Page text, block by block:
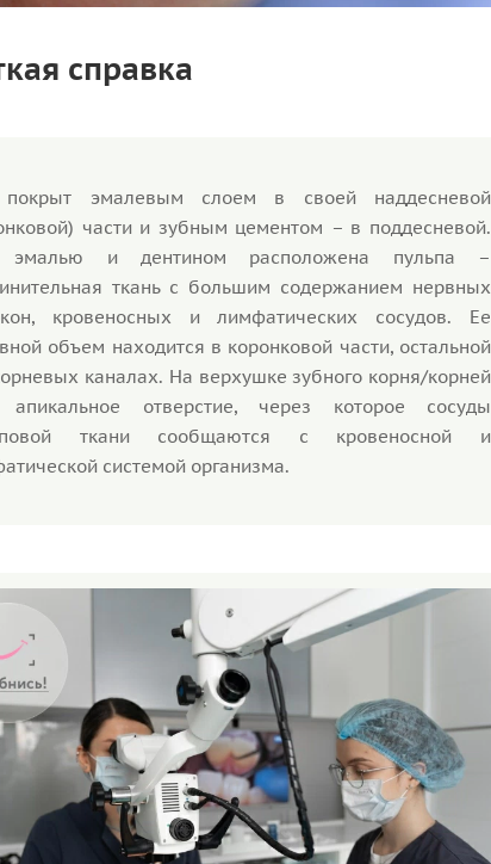
справка
эмалевым слоем в своей наддесневой
части и зубным цементом – в поддесневой.
эмалью и дентином расположена пульпа –
ткань с большим содержанием нервных
кровеносных и лимфатических сосудов. Ее
объем находится в коронковой части, остальной
каналах. На верхушке зубного корня/корней
апикальное отверстие, через которое сосуды
ткани сообщаются с кровеносной и
системой организма.